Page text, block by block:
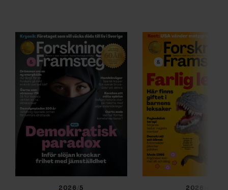
2026/5 2026/4